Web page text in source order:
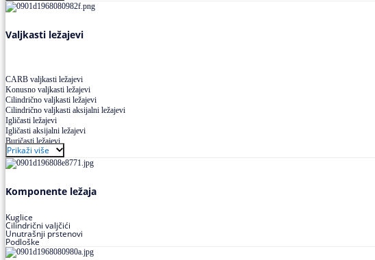
Valjkasti ležajevi
CARB valjkasti ležajevi
Konusno valjkasti ležajevi
Cilindrično valjkasti ležajevi
Cilindrično valjkasti aksijalni ležajevi
Igličasti ležajevi
Igličasti aksijalni ležajevi
Buričasti ležajevi
Buričasti zaptiveni ležajevi
Buričasti aksijalni ležajevi
Prikaži više
Komponente ležaja
Kuglice
Cilindrični valjčići
Unutrašnji prstenovi
Podloške